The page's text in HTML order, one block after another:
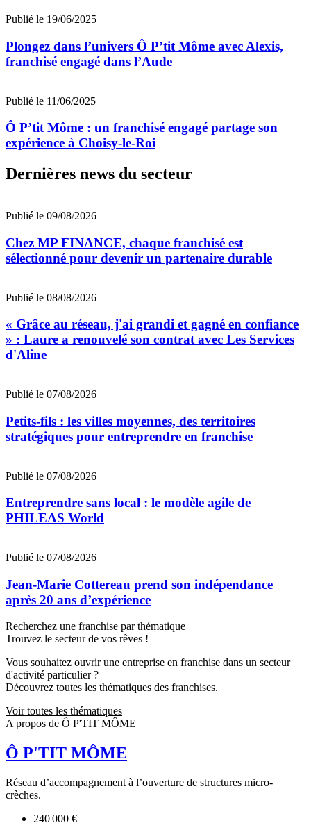
Publié le 19/06/2025
Plongez dans l’univers Ô P’tit Môme avec Alexis,
franchisé engagé dans l’Aude
Publié le 11/06/2025
Ô P’tit Môme : un franchisé engagé partage son
expérience à Choisy-le-Roi
Dernières news du secteur
Publié le 09/08/2026
Chez MP FINANCE, chaque franchisé est
sélectionné pour devenir un partenaire durable
Publié le 08/08/2026
« Grâce au réseau, j'ai grandi et gagné en confiance
» : Laure a renouvelé son contrat avec Les Services
d'Aline
Publié le 07/08/2026
Petits-fils : les villes moyennes, des territoires
stratégiques pour entreprendre en franchise
Publié le 07/08/2026
Entreprendre sans local : le modèle agile de
PHILEAS World
Publié le 07/08/2026
Jean‑Marie Cottereau prend son indépendance
après 20 ans d’expérience
Recherchez une franchise par thématique
Trouvez le secteur de vos rêves !
Vous souhaitez ouvrir une entreprise en franchise dans un secteur
d'activité particulier ?
Découvrez toutes les thématiques des franchises.
Voir toutes les thématiques
A propos de Ô P'TIT MÔME
Ô P'TIT MÔME
Réseau d’accompagnement à l’ouverture de structures micro-
crèches.
240 000 €